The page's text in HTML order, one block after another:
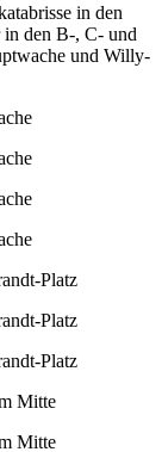
in den
in den B-, C- und
und Willy-